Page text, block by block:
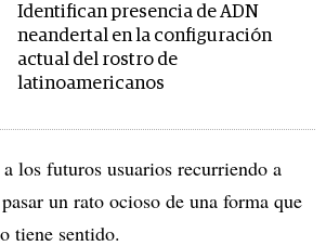
Identifican presencia de ADN
neandertal en la configuración
actual del rostro de
latinoamericanos
los futuros usuarios recurriendo a
un rato ocioso de una forma que
tiene sentido.